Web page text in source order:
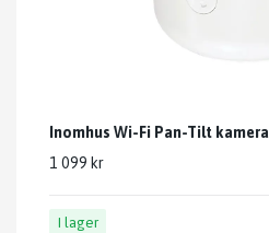
Inomhus Wi-Fi Pan-Tilt kamera
1 099 kr
I lager